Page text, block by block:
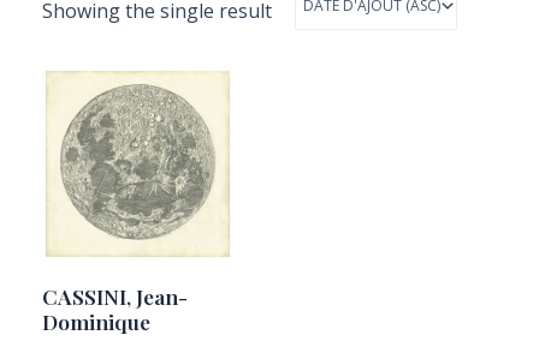
Showing the single result
CASSINI, Jean-
Dominique